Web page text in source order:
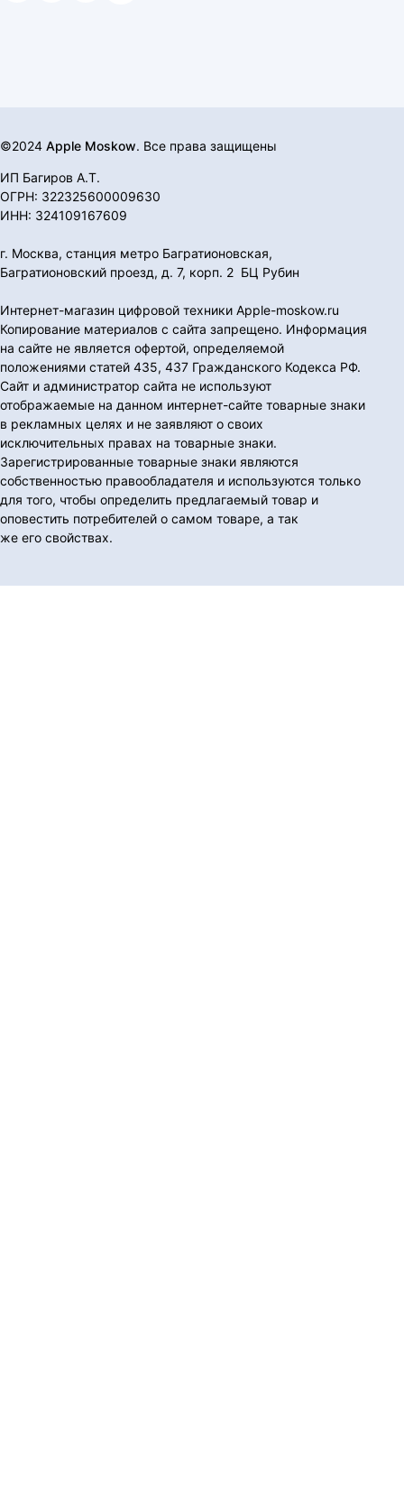
©2024 Apple Moskow. Все права защищены
ИП Багиров А.Т.
ОГРН: 322325600009630
ИНН: 324109167609
г. Москва, станция метро Багратионовская,
Багратионовский проезд, д. 7, корп. 2 БЦ Рубин
Интернет-магазин цифровой техники Apple-moskow.ru
Копирование материалов с сайта запрещено. Информация
на сайте не является офертой, определяемой
положениями статей 435, 437 Гражданского Кодекса РФ.
Сайт и администратор сайта не используют
отображаемые на данном интернет-сайте товарные знаки
в рекламных целях и не заявляют о своих
исключительных правах на товарные знаки.
Зарегистрированные товарные знаки являются
собственностью правообладателя и используются только
для того, чтобы определить предлагаемый товар и
оповестить потребителей о самом товаре, а так
же его свойствах.